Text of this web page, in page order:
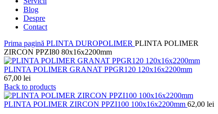
Blog
Despre
Contact
Prima pagină PLINTA DUROPOLIMER PLINTA POLIMER
ZIRCON PPZI80 80x16x2200mm
PLINTA POLIMER GRANAT PPGR120 120x16x2200mm
67,00 lei
Back to products
PLINTA POLIMER ZIRCON PPZI100 100x16x2200mm 62,00 lei